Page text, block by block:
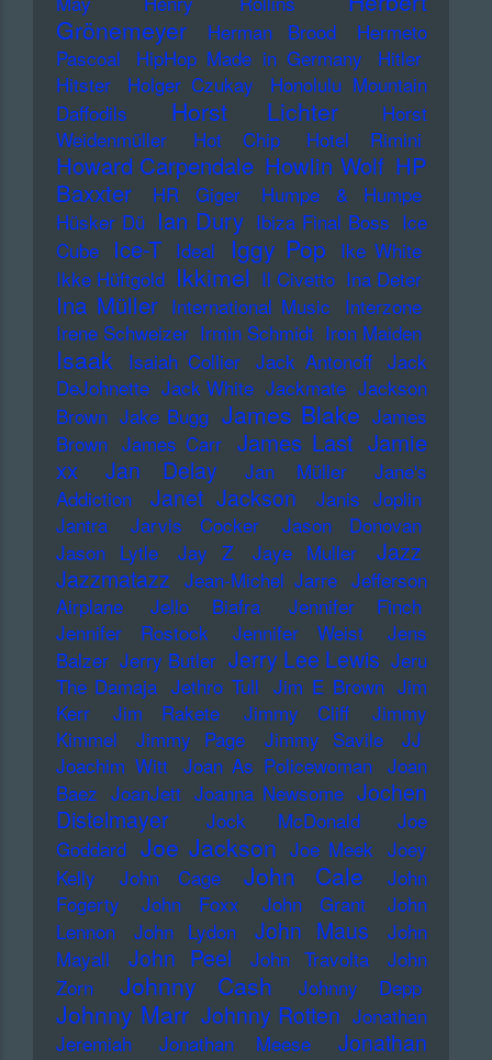
Grönemeyer
Herman Brood
Hermeto
Pascoal
HipHop Made in Germany
Hitler
Hitster
Holger Czukay
Honolulu Mountain
Daffodils
Horst Lichter
Horst
Weidenmüller
Hot Chip Hotel Rimini
Howard Carpendale Howlin Wolf HP
Baxxter
HR Giger
Humpe & Humpe
Hüsker Dü Ian Dury Ibiza Final Boss Ice
Cube
Ice-T Ideal Iggy Pop Ike White
Ikke Hüftgold Ikkimel Il Civetto Ina Deter
Ina Müller International Music Interzone
Irene Schweizer Irmin Schmidt Iron Maiden
Isaak Isaiah Collier Jack Antonoff Jack
DeJohnette Jack White Jackmate Jackson
Brown Jake Bugg James Blake James
Brown James Carr James Last Jamie
xx
Jan Delay Jan Müller
Jane's
Addiction
Janet Jackson
Janis Joplin
Jantra
Jarvis Cocker
Jason Donovan
Jason Lytle
Jay Z Jaye Muller
Jazz
Jazzmatazz Jean-Michel Jarre Jefferson
Airplane
Jello Biafra
Jennifer Finch
Jennifer Rostock
Jennifer Weist
Jens
Balzer Jerry Butler Jerry Lee Lewis Jeru
The Damaja Jethro Tull Jim E Brown Jim
Kerr
Jim Rakete Jimmy Cliff
Jimmy
Kimmel
Jimmy Page Jimmy Savile
JJ
Joachim Witt Joan As Policewoman Joan
Baez JoanJett Joanna Newsome Jochen
Distelmayer
Jock McDonald
Joe
Goddard Joe Jackson Joe Meek Joey
Kelly
John Cage John Cale
John
Fogerty
John Foxx John Grant
John
Lennon
John Lydon John Maus
John
Mayall
John Peel John Travolta
John
Zorn
Johnny Cash Johnny Depp
Johnny Marr Johnny Rotten Jonathan
Jeremiah
Jonathan Meese
Jonathan